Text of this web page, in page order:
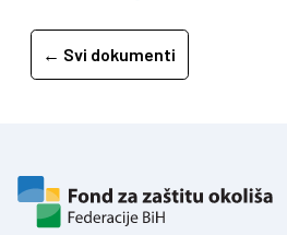
← Svi dokumenti